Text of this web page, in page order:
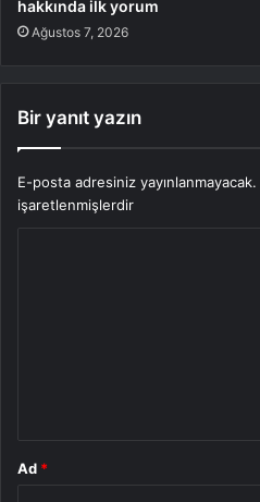
hakkında ilk yorum
Ağustos 7, 2026
Bir yanıt yazın
E-posta adresiniz yayınlanmayacak.
işaretlenmişlerdir
Ad *